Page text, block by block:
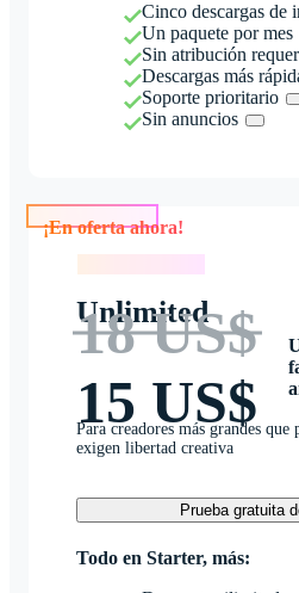
Cinco descargas de
Un paquete por mes
Sin atribución
Descargas más
Soporte prioritario
Sin anuncios
Unlimited
18 US$
15 US$
Para creadores más grandes que
exigen libertad creativa
Prueba gratuita
Todo en Starter, más: